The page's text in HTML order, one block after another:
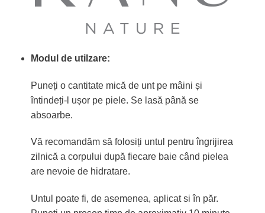
Modul de utilzare:
Puneți o cantitate mică de unt pe mâini și
întindeți-l ușor pe piele. Se lasă până se
absoarbe.
Vă recomandăm să folosiți untul pentru îngrijirea
zilnică a corpului după fiecare baie când pielea
are nevoie de hidratare.
Untul poate fi, de asemenea, aplicat si în păr.